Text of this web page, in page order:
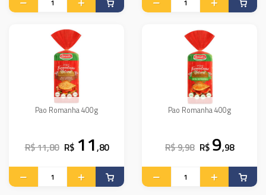
Pao Romanha 400g
R$ 11,80 R$ 11,80
Pao Romanha 400g
R$ 9,98 R$ 9,98